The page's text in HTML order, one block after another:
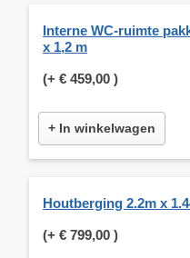
Interne WC-ruimte
x 1,2 m
(+ € 459,00 )
+ In winkelwagen
Houtberging 2.2m x
(+ € 799,00 )